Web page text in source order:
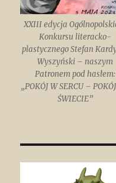
XXIII edycja
Konkursu literacko-
plastycznego Stefan
Wyszyński – naszym
Patronem pod hasłem:
„POKÓJ W SERCU –
ŚWIECIE”